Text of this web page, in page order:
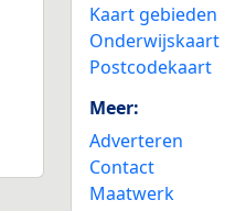
Kaart gebieden
Onderwijskaart
Postcodekaart
Meer:
Adverteren
Contact
Maatwerk